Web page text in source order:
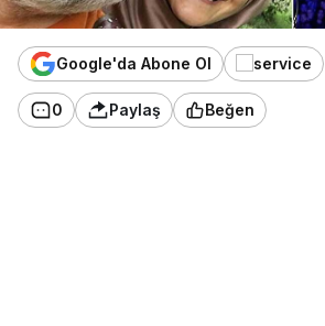
Google'da Abone Ol
0 Paylaş Beğen